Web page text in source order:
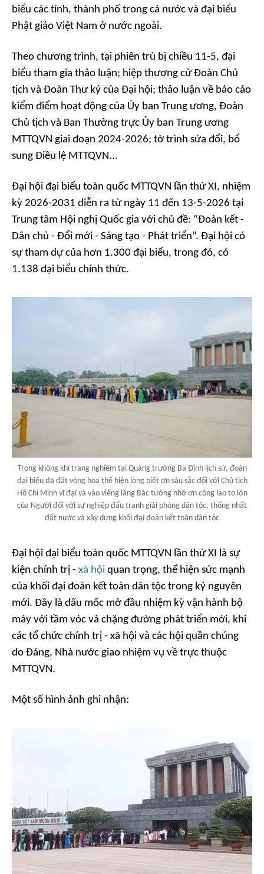
biểu các tỉnh, thành phố trong cả nước và đại biểu
Phật giáo Việt Nam ở nước ngoài.
Theo chương trình, tại phiên trù bị chiều 11-5, đại
biểu tham gia thảo luận; hiệp thương cử Đoàn Chủ
tịch và Đoàn Thư ký của Đại hội; thảo luận về báo cáo
kiểm điểm hoạt động của Ủy ban Trung ương, Đoàn
Chủ tịch và Ban Thường trực Ủy ban Trung ương
MTTQVN giai đoạn 2024-2026; tờ trình sửa đổi, bổ
sung Điều lệ MTTQVN...
Đại hội đại biểu toàn quốc MTTQVN lần thứ XI, nhiệm
kỳ 2026-2031 diễn ra từ ngày 11 đến 13-5-2026 tại
Trung tâm Hội nghị Quốc gia với chủ đề: “Đoàn kết -
Dân chủ - Đổi mới - Sáng tạo - Phát triển”. Đại hội có
sự tham dự của hơn 1.300 đại biểu, trong đó, có
1.138 đại biểu chính thức.
Trong không khí trang nghiêm tại Quảng trường Ba Đình lịch sử, đoàn
đại biểu đã đặt vòng hoa thể hiện lòng biết ơn sâu sắc đối với Chủ tịch
Hồ Chí Minh vĩ đại và vào viếng lăng Bác tưởng nhớ ơn công lao to lớn
của Người đối với sự nghiệp đấu tranh giải phóng dân tộc, thống nhất
đất nước và xây dựng khối đại đoàn kết toàn dân tộc
Đại hội đại biểu toàn quốc MTTQVN lần thứ XI là sự
kiện chính trị - xã hội quan trọng, thể hiện sức mạnh
của khối đại đoàn kết toàn dân tộc trong kỷ nguyên
mới. Đây là dấu mốc mở đầu nhiệm kỳ vận hành bộ
máy với tầm vóc và chặng đường phát triển mới, khi
các tổ chức chính trị - xã hội và các hội quần chúng
do Đảng, Nhà nước giao nhiệm vụ về trực thuộc
MTTQVN.
Một số hình ảnh ghi nhận: